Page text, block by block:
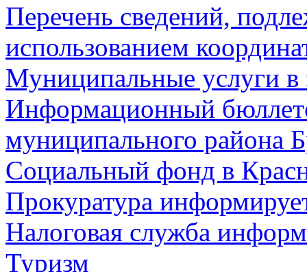
Перечень сведений,
использованием
Муниципальные услуги в
Информационный
муниципального района
Социальный фонд в
Прокуратура
Налоговая служба
Туризм